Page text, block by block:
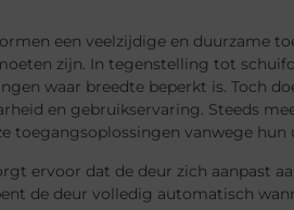
een veelzijdige en duurzame
zijn. In tegenstelling tot
waar breedte beperkt is. Toch
en gebruikservaring. Steeds
toegangsoplossingen vanwege hun
ervoor dat de deur zich aanpast
de deur volledig automatisch